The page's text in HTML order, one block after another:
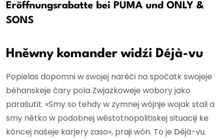
Eröffnungsrabatte bei PUMA und ONLY &
SONS
Hněwny komander widźi Déjà-vu
Popielas dopomni w swojej narěči na spočatk swojeje
běhanskeje čary pola Zwjazkoweje wobory jako
parašutit. «Smy so tehdy w zymnej wójnje wojak stali a
smy nětko w podobnej wěstotnopolitiskej situaciji ke
kóncej našeje karjery zaso», praji wón. To je Déjà-vu.